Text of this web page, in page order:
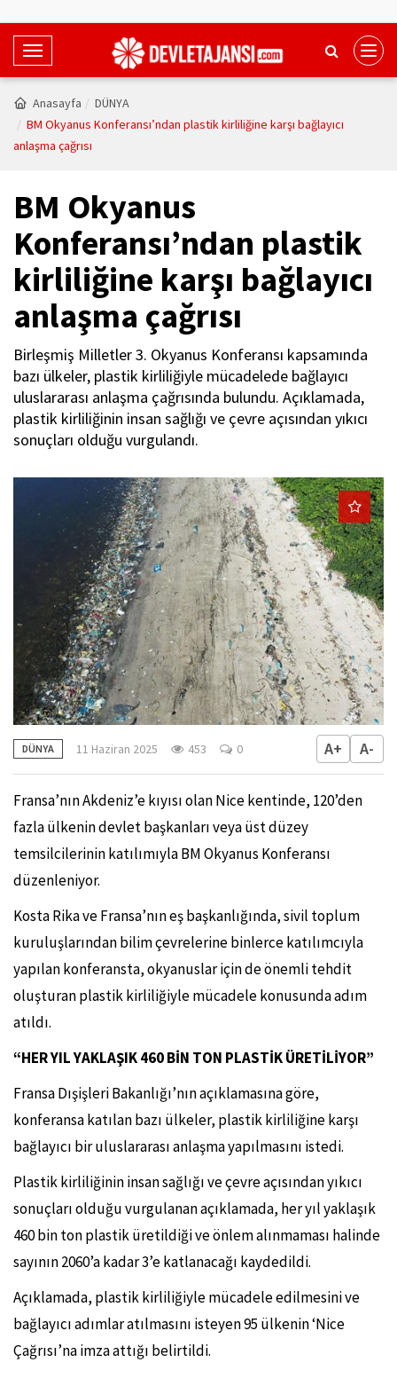
T
o
g
g
g
a
t
i
o
n
Anasayfa
DÜNYA
BM Okyanus Konferansı’ndan plastik kirliliğine karşı bağlayıcı
anlaşma çağrısı
BM Okyanus
Konferansı’ndan plastik
kirliliğine karşı bağlayıcı
anlaşma çağrısı
Birleşmiş Milletler 3. Okyanus Konferansı kapsamında
bazı ülkeler, plastik kirliliğiyle mücadelede bağlayıcı
uluslararası anlaşma çağrısında bulundu. Açıklamada,
plastik kirliliğinin insan sağlığı ve çevre açısından yıkıcı
sonuçları olduğu vurgulandı.
DÜNYA 11 Haziran 2025 453 0 A+ A-
Fransa’nın Akdeniz’e kıyısı olan Nice kentinde, 120’den
fazla ülkenin devlet başkanları veya üst düzey
temsilcilerinin katılımıyla BM Okyanus Konferansı
düzenleniyor.
Kosta Rika ve Fransa’nın eş başkanlığında, sivil toplum
kuruluşlarından bilim çevrelerine binlerce katılımcıyla
yapılan konferansta, okyanuslar için de önemli tehdit
oluşturan plastik kirliliğiyle mücadele konusunda adım
atıldı.
“HER YIL YAKLAŞIK 460 BİN TON PLASTİK ÜRETİLİYOR”
Fransa Dışişleri Bakanlığı’nın açıklamasına göre,
konferansa katılan bazı ülkeler, plastik kirliliğine karşı
bağlayıcı bir uluslararası anlaşma yapılmasını istedi.
Plastik kirliliğinin insan sağlığı ve çevre açısından yıkıcı
sonuçları olduğu vurgulanan açıklamada, her yıl yaklaşık
460 bin ton plastik üretildiği ve önlem alınmaması halinde
sayının 2060’a kadar 3’e katlanacağı kaydedildi.
Açıklamada, plastik kirliliğiyle mücadele edilmesini ve
bağlayıcı adımlar atılmasını isteyen 95 ülkenin ‘Nice
Çağrısı’na imza attığı belirtildi.